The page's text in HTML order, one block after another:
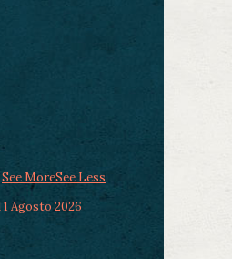
See MoreSee Less
Agosto 2026